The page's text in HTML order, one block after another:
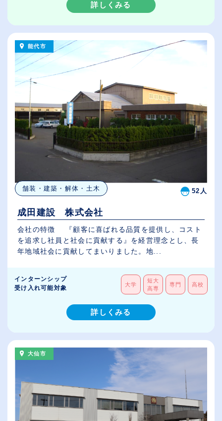
詳しくみる
能代市
舗装・建築・解体・土木 52人
成田建設 株式会社
会社の特徴 『顧客に喜ばれる品質を提供し、コスト
を追求し社員と社会に貢献する』を経営理念とし、長
年地域社会に貢献してまいりました。地...
インターンシップ
受け入れ可能対象
大学
短大
高専
専門 高校
詳しくみる
大仙市